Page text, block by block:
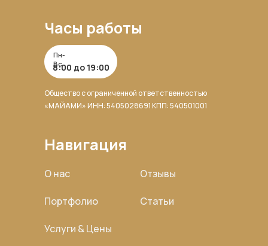
Пн-
Вс
8:00 до 19:00
Навигация
Часы работы
Общество с ограниченной ответственностью
«МАЙАМИ» ИНН: 5405028691 КПП: 540501001
О нас
Портфолио
Услуги & Цены
Отзывы
Статьи